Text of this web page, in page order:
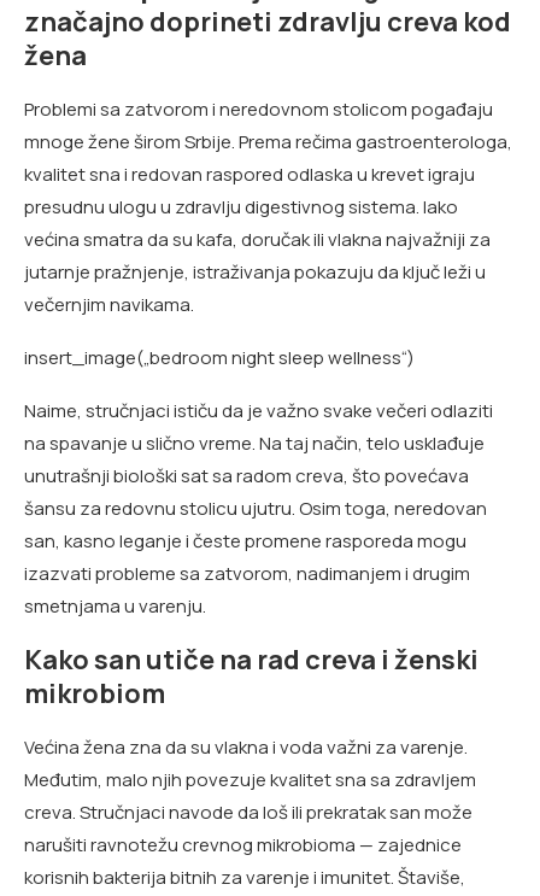
značajno doprineti zdravlju creva kod
žena
Problemi sa zatvorom i neredovnom stolicom pogađaju
mnoge žene širom Srbije. Prema rečima gastroenterologa,
kvalitet sna i redovan raspored odlaska u krevet igraju
presudnu ulogu u zdravlju digestivnog sistema. Iako
većina smatra da su kafa, doručak ili vlakna najvažniji za
jutarnje pražnjenje, istraživanja pokazuju da ključ leži u
večernjim navikama.
insert_image(„bedroom night sleep wellness“)
Naime, stručnjaci ističu da je važno svake večeri odlaziti
na spavanje u slično vreme. Na taj način, telo usklađuje
unutrašnji biološki sat sa radom creva, što povećava
šansu za redovnu stolicu ujutru. Osim toga, neredovan
san, kasno leganje i česte promene rasporeda mogu
izazvati probleme sa zatvorom, nadimanjem i drugim
smetnjama u varenju.
Kako san utiče na rad creva i ženski
mikrobiom
Većina žena zna da su vlakna i voda važni za varenje.
Međutim, malo njih povezuje kvalitet sna sa zdravljem
creva. Stručnjaci navode da loš ili prekratak san može
narušiti ravnotežu crevnog mikrobioma — zajednice
korisnih bakterija bitnih za varenje i imunitet. Štaviše,